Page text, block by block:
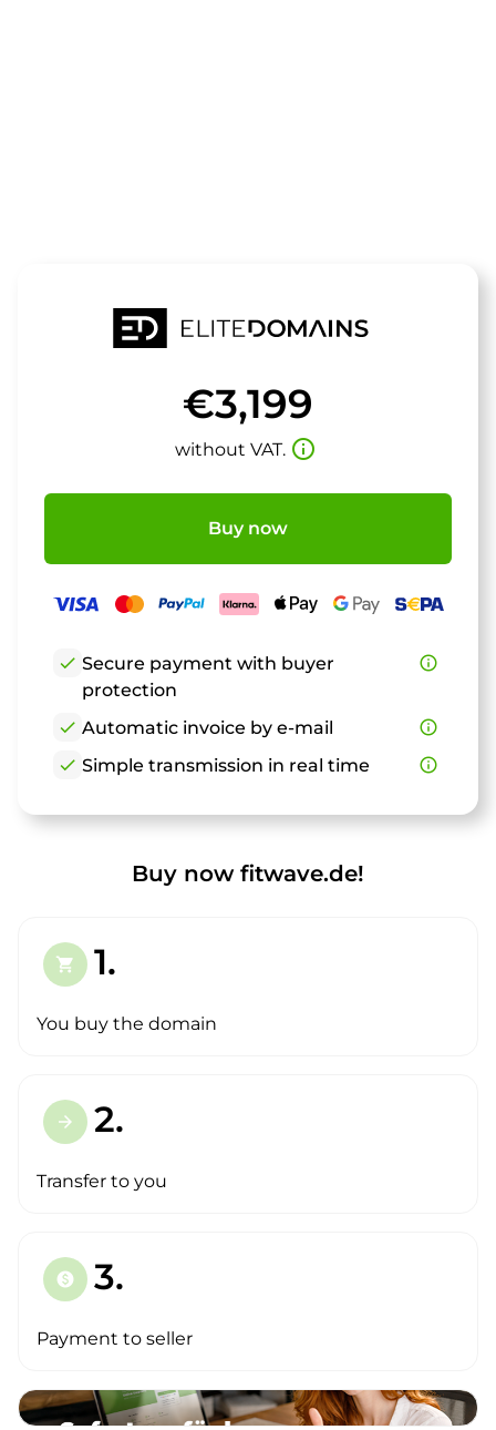
€3,199
without VAT. info_outline
Buy now
check Secure payment with buyer
protection
info_outline
check Automatic invoice by e-mail
info_outline
check Simple transmission in real time info_outline
Buy now fitwave.de!
shopping_cart 1.
You buy the domain
arrow_forward 2.
Transfer to you
paid 3.
Payment to seller